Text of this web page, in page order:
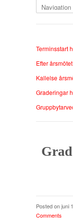
Terminsstart
Efter årsmötet
Kallelse
Graderingar
Posted on juni
Comments